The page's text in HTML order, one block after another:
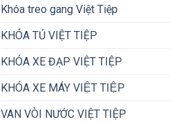
Khóa treo gang Việt Tiệp
KHÓA TỦ VIỆT TIỆP
KHÓA XE ĐẠP VIỆT TIỆP
KHÓA XE MÁY VIỆT TIỆP
VAN VÒI NƯỚC VIỆT TIỆP